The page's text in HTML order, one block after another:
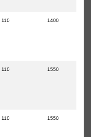
110 1400
110 1550
110 1550